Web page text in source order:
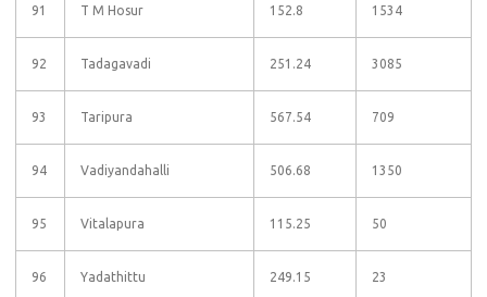
91 T M Hosur 152.8 1534
92 Tadagavadi 251.24 3085
93 Taripura 567.54 709
94 Vadiyandahalli 506.68 1350
95 Vitalapura 115.25 50
96 Yadathittu 249.15 23